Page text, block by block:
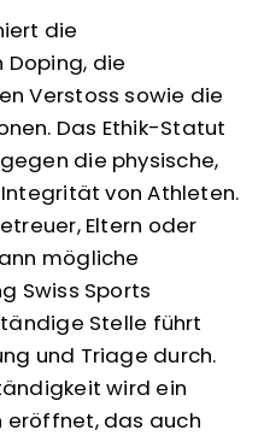
die
die
Verstoss sowie die
Das Ethik-Statut
die physische,
von Athleten.
Eltern oder
mögliche
Swiss Sports
Stelle führt
und Triage durch.
wird ein
eröffnet, das auch